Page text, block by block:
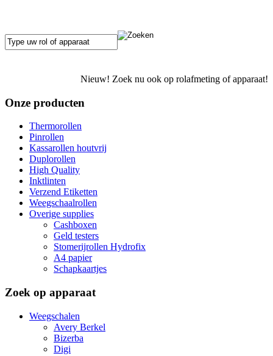
Nieuw! Zoek nu ook op rolafmeting of apparaat!
Onze producten
Thermorollen
Pinrollen
Kassarollen houtvrij
Duplorollen
High Quality
Inktlinten
Verzend Etiketten
Weegschaalrollen
Overige supplies
Cashboxen
Geld testers
Stomerijrollen Hydrofix
A4 papier
Schapkaartjes
Zoek op apparaat
Weegschalen
Avery Berkel
Bizerba
Digi